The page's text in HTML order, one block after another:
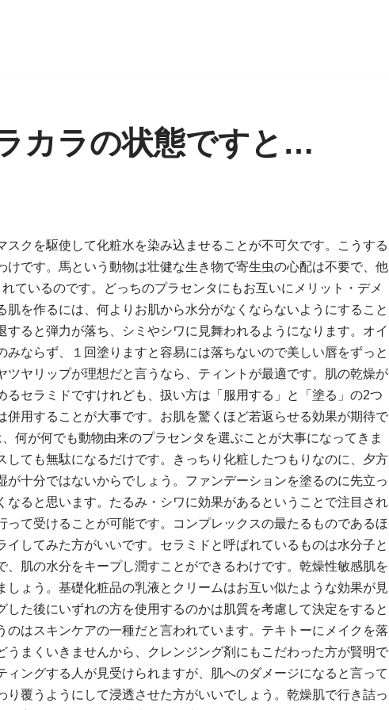
カラの状態ですと…
スクを駆使して化粧水を染み込ませることが不可欠です。こうする
けです。馬という動物は壮健な生き物で寄生虫の心配は不要で、他
ているのです。どっちのプラセンタにもお互いにメリット・デメ
肌を作るには、何よりお肌から水分がなくならないようにすること
ると弾力が落ち、シミやシワに見舞われるようになります。オイ
みならず、１回塗りますと容易には落ちないので美しい唇をずっと
ツヤリップが理想だと言うなら、ティントが最適です。肌の乾燥が
セラミドですけれども、扱い方は「服用する」と「塗る」の2つ
併用することが大事です。お肌を驚くほど若返らせる効果が期待で
何が何でも動物由来のプラセンタを選ぶことが大事になってきま
ても無駄になるだけです。きっちり化粧したつもりなのに、夕方
十分ではないからでしょう。ファンデーションを塗るのに先立っ
なると思います。たるみ・シワに効果があるということで注目され
って受けることが可能です。コンプレックスの最たるものであるほ
イしてみた方がいいです。セラミドと呼ばれているものは水分子と
肌の水分をキープし潤すことができるわけです。乾燥性敏感肌を
ょう。基礎化粧品の乳液とクリームはお互い似たような効果が見
た後にいずれの方を使用するのかは肌質を考慮して決定をすると
のはスキンケアの一種だと言われています。テキトーにメイクを落
うまくいきませんから、クレンジング剤にもこだわった方が賢明で
ングする人が見受けられますが、肌へのダメージになると言って
り覆うようにして浸透させた方がいいでしょう。乾燥肌で行き詰っ